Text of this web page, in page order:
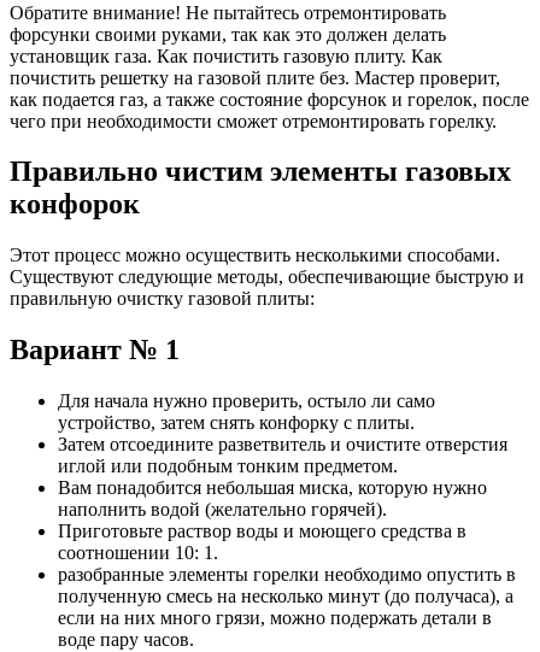
Обратите внимание! Не пытайтесь отремонтировать
форсунки своими руками, так как это должен делать
установщик газа. Как почистить газовую плиту. Как
почистить решетку на газовой плите без. Мастер проверит,
как подается газ, а также состояние форсунок и горелок, после
чего при необходимости сможет отремонтировать горелку.
Правильно чистим элементы газовых
конфорок
Этот процесс можно осуществить несколькими способами.
Существуют следующие методы, обеспечивающие быструю и
правильную очистку газовой плиты:
Вариант № 1
Для начала нужно проверить, остыло ли само
устройство, затем снять конфорку с плиты.
Затем отсоедините разветвитель и очистите отверстия
иглой или подобным тонким предметом.
Вам понадобится небольшая миска, которую нужно
наполнить водой (желательно горячей).
Приготовьте раствор воды и моющего средства в
соотношении 10: 1.
разобранные элементы горелки необходимо опустить в
полученную смесь на несколько минут (до получаса), а
если на них много грязи, можно подержать детали в
воде пару часов.